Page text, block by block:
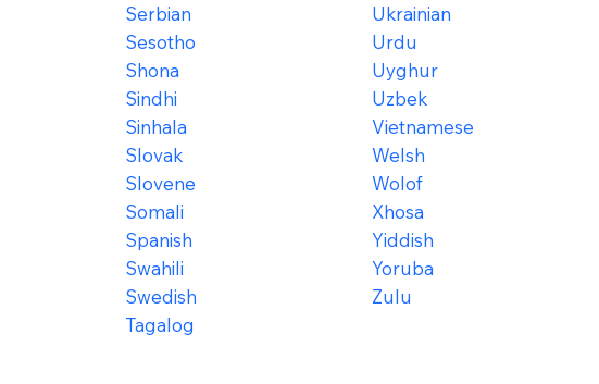
Serbian
Sesotho
Shona
Sindhi
Sinhala
Slovak
Slovene
Somali
Spanish
Swahili
Swedish
Tagalog
Ukrainian
Urdu
Uyghur
Uzbek
Vietnamese
Welsh
Wolof
Xhosa
Yiddish
Yoruba
Zulu